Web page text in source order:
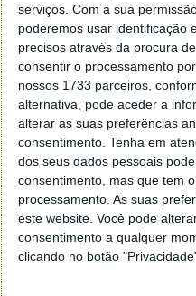
serviços. Com a sua
poderemos usar identificação
precisos através da procura
consentir o processamento
nossos 1733 parceiros,
alternativa, pode aceder a
alterar as suas preferências
consentimento. Tenha em
dos seus dados pessoais
consentimento, mas que tem
processamento. As suas
este website. Você pode
consentimento a qualquer
clicando no botão
A forma elegante e
resultado de extensas
fluidos computacional
vento. Todas as curvas e
cuidadosamente
resistência e maximizar
assegurando uma
excecionais a altas
Uma das características
Absolut é a sua asa
automaticamente o seu
desempenho